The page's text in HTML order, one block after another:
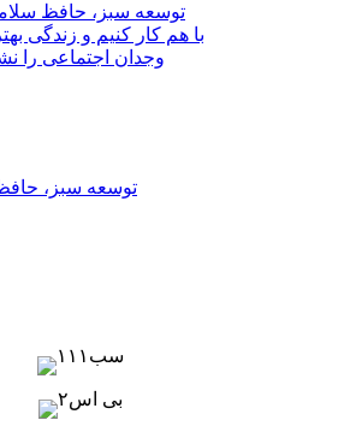
توسعه سبز، حافظ
با هم کار کنیم و زندگی
وجدان اجتماعی را
توسعه سبز،